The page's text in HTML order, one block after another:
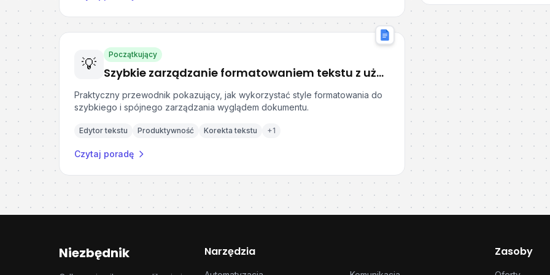
💡
Początkujący
Szybkie zarządzanie formatowaniem tekstu z użyciem stylów formatowania
Praktyczny przewodnik pokazujący, jak wykorzystać style formatowania do
szybkiego i spójnego zarządzania wyglądem dokumentu.
Edytor tekstu Produktywność Korekta tekstu +1
Czytaj poradę
Niezbędnik Narzędzia Zasoby